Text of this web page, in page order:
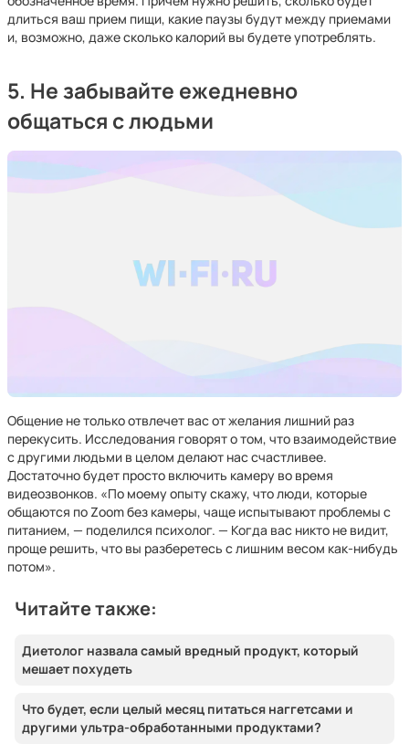
длиться ваш прием пищи, какие паузы будут между приемами
и, возможно, даже сколько калорий вы будете употреблять.
5. Не забывайте ежедневно
общаться с людьми
Общение не только отвлечет вас от желания лишний раз
перекусить. Исследования говорят о том, что взаимодействие
с другими людьми в целом делают нас счастливее.
Достаточно будет просто включить камеру во время
видеозвонков. «По моему опыту скажу, что люди, которые
общаются по Zoom без камеры, чаще испытывают проблемы с
питанием, — поделился психолог. — Когда вас никто не видит,
проще решить, что вы разберетесь с лишним весом как-нибудь
потом».
Читайте также:
Диетолог назвала самый вредный продукт, который
мешает похудеть
Что будет, если целый месяц питаться наггетсами и
другими ультра-обработанными продуктами?